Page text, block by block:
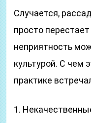
Случается,
просто
неприятность
культурой. С чем
практике
1.